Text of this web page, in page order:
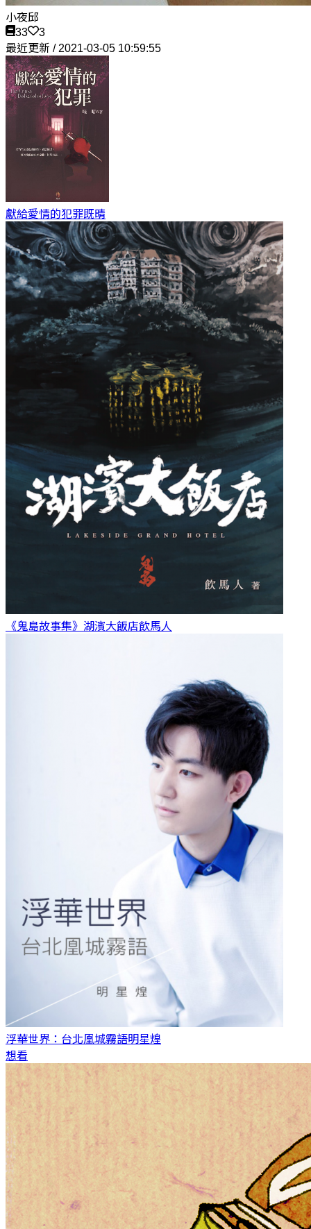
小夜邱
33
3
最近更新 / 2021-03-05 10:59:55
獻給愛情的犯罪既晴
《鬼島故事集》湖濱大飯店飲馬人
浮華世界：台北凰城霧語明星煌
想看